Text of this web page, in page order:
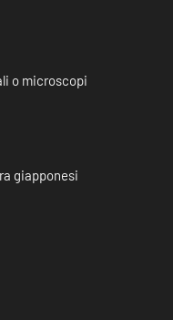
o microscopi
giapponesi